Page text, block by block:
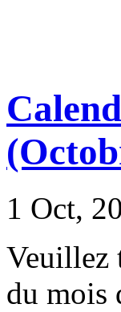
1 Oct,
Veuillez
du mois